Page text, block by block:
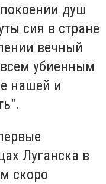
душ
сия в стране
вечный
убиенным
нашей и
Луганска в
скоро